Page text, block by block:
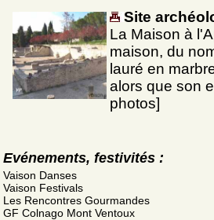
Site
La Maison à
maison, du
lauré en
alors que son
photos]
Evénements, festivités :
Vaison Danses
Vaison Festivals
Les Rencontres Gourmandes
GF Colnago Mont Ventoux